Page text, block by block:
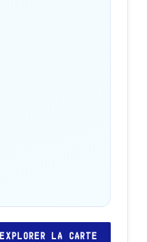
EXPLORER LA CARTE